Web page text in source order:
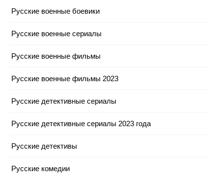
Русские военные боевики
Русские военные сериалы
Русские военные фильмы
Русские военные фильмы 2023
Русские детективные сериалы
Русские детективные сериалы 2023 года
Русские детективы
Русские комедии